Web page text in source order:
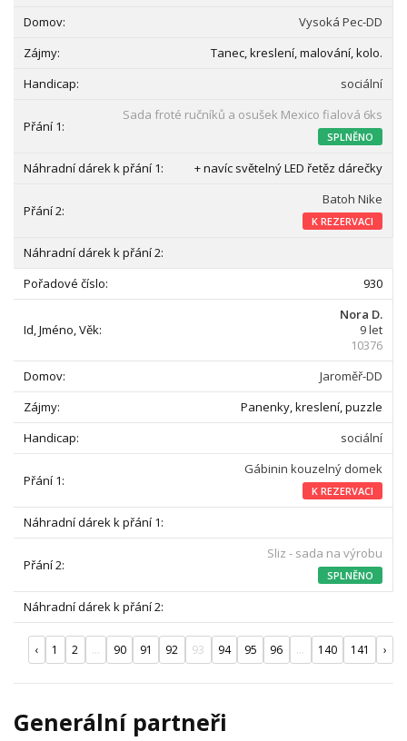
Vysoká Pec-DD
Tanec, kreslení, malování, kolo.
sociální
Sada froté ručníků a osušek Mexico fialová 6ks
SPLNĚNO
+ navíc světelný LED řetěz dárečky
Batoh Nike
K REZERVACI
930
Nora D.
9 let
10376
Jaroměř-DD
Panenky, kreslení, puzzle
sociální
Gábinin kouzelný domek
K REZERVACI
Sliz - sada na výrobu
SPLNĚNO
‹ 1 2 ... 90 91 92 93 94 95 96 ... 140 141 ›
Generální partneři